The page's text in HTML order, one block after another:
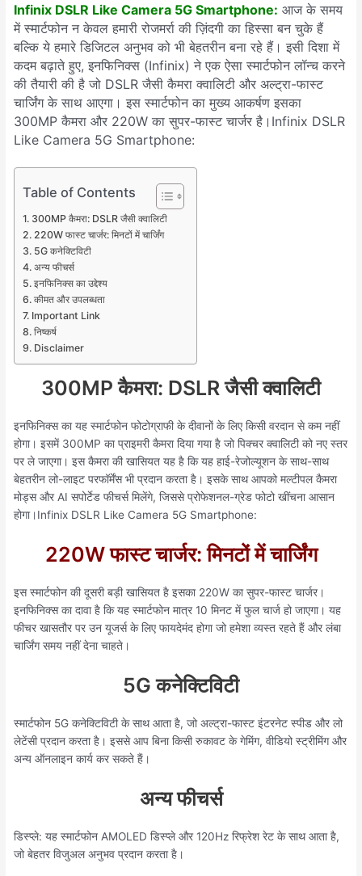
Infinix DSLR Like Camera 5G Smartphone: आज के समय
में स्मार्टफोन न केवल हमारी रोजमर्रा की ज़िंदगी का हिस्सा बन चुके हैं
बल्कि ये हमारे डिजिटल अनुभव को भी बेहतरीन बना रहे हैं। इसी दिशा में
कदम बढ़ाते हुए, इनफिनिक्स (Infinix) ने एक ऐसा स्मार्टफोन लॉन्च करने
की तैयारी की है जो DSLR जैसी कैमरा क्वालिटी और अल्ट्रा-फास्ट
चार्जिंग के साथ आएगा। इस स्मार्टफोन का मुख्य आकर्षण इसका
300MP कैमरा और 220W का सुपर-फास्ट चार्जर है।Infinix DSLR
Like Camera 5G Smartphone:
Table of Contents
300MP कैमरा: DSLR जैसी क्वालिटी
220W फास्ट चार्जर: मिनटों में चार्जिंग
5G कनेक्टिविटी
अन्य फीचर्स
इनफिनिक्स का उद्देश्य
कीमत और उपलब्धता
Important Link
निष्कर्ष
Disclaimer
300MP कैमरा: DSLR जैसी क्वालिटी
इनफिनिक्स का यह स्मार्टफोन फोटोग्राफी के दीवानों के लिए किसी वरदान से कम नहीं
होगा। इसमें 300MP का प्राइमरी कैमरा दिया गया है जो पिक्चर क्वालिटी को नए स्तर
पर ले जाएगा। इस कैमरा की खासियत यह है कि यह हाई-रेजोल्यूशन के साथ-साथ
बेहतरीन लो-लाइट परफॉर्मेंस भी प्रदान करता है। इसके साथ आपको मल्टीपल कैमरा
मोड्स और AI सपोर्टेड फीचर्स मिलेंगे, जिससे प्रोफेशनल-ग्रेड फोटो खींचना आसान
होगा।Infinix DSLR Like Camera 5G Smartphone:
220W फास्ट चार्जर: मिनटों में चार्जिंग
इस स्मार्टफोन की दूसरी बड़ी खासियत है इसका 220W का सुपर-फास्ट चार्जर।
इनफिनिक्स का दावा है कि यह स्मार्टफोन मात्र 10 मिनट में फुल चार्ज हो जाएगा। यह
फीचर खासतौर पर उन यूजर्स के लिए फायदेमंद होगा जो हमेशा व्यस्त रहते हैं और लंबा
चार्जिंग समय नहीं देना चाहते।
5G कनेक्टिविटी
स्मार्टफोन 5G कनेक्टिविटी के साथ आता है, जो अल्ट्रा-फास्ट इंटरनेट स्पीड और लो
लेटेंसी प्रदान करता है। इससे आप बिना किसी रुकावट के गेमिंग, वीडियो स्ट्रीमिंग और
अन्य ऑनलाइन कार्य कर सकते हैं।
अन्य फीचर्स
डिस्प्ले: यह स्मार्टफोन AMOLED डिस्प्ले और 120Hz रिफ्रेश रेट के साथ आता है,
जो बेहतर विजुअल अनुभव प्रदान करता है।